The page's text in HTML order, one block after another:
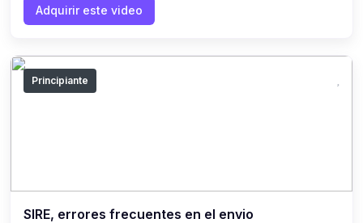
Adquirir este video
Principiante
SIRE, errores frecuentes en el envio